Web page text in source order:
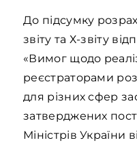
До підсумку
звіту та Х-звіту
«Вимог щодо
реєстраторами
для різних сфер
затверджених
Міністрів України